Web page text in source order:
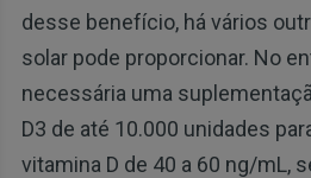
desse benefício, há vários
solar pode proporcionar. No
necessária uma
D3 de até 10.000 unidades
vitamina D de 40 a 60 ng/mL,